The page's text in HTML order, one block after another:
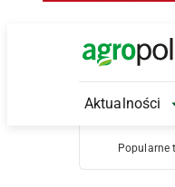
Main Logo
Aktualności
Popularne